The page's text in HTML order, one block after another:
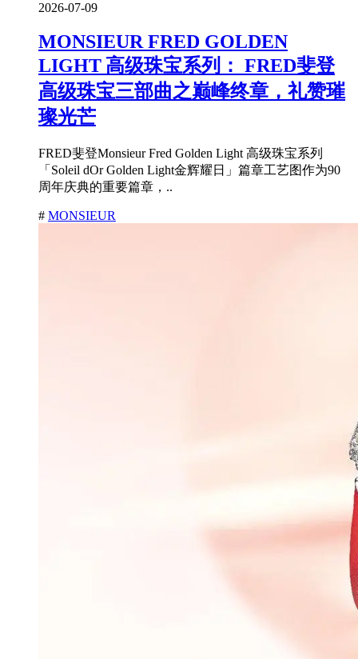
2026-07-09
MONSIEUR FRED GOLDEN
LIGHT 高级珠宝系列： FRED斐登
高级珠宝三部曲之巅峰终章，礼赞璀
璨光芒
FRED斐登Monsieur Fred Golden Light 高级珠宝系列
「Soleil dOr Golden Light金辉耀日」篇章工艺图作为90
周年庆典的重要篇章，..
# MONSIEUR